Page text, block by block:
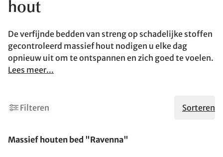
hout
De verfijnde bedden van streng op schadelijke stoffen
gecontroleerd massief hout nodigen u elke dag
opnieuw uit om te ontspannen en zich goed te voelen.
Lees meer...
Filteren Sorteren
Massief houten bed "Ravenna"
2